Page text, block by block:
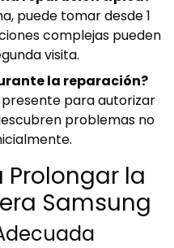
puede tomar desde 1
complejas pueden
visita.
la reparación?
para autorizar
problemas no
Prolongar la
Samsung